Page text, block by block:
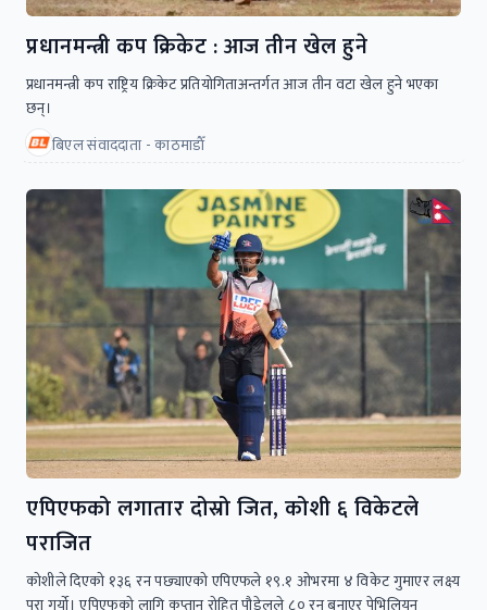
प्रधानमन्त्री कप क्रिकेट : आज तीन खेल हुने
प्रधानमन्त्री कप राष्ट्रिय क्रिकेट प्रतियोगिताअन्तर्गत आज तीन वटा खेल हुने भएका
छन्।
बिएल संवाददाता - काठमाडाैँ
एपिएफको लगातार दोस्रो जित, कोशी ६ विकेटले
पराजित
कोशीले दिएको १३६ रन पछ्याएको एपिएफले १९.१ ओभरमा ४ विकेट गुमाएर लक्ष्य